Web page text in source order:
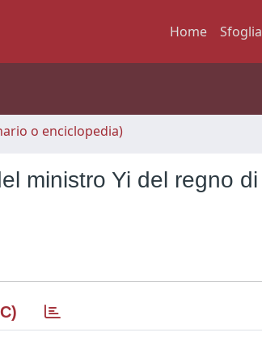
Home Sfoglia
o enciclopedia)
ministro Yi del regno di